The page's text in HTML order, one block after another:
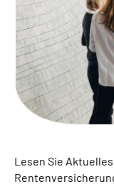
Über uns
Inhalte in
Leichte Sprache
Lesen Sie